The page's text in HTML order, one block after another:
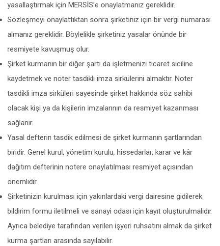
yasallaştırmak için MERSİS’e onaylatmanız gereklidir.
Sözleşmeyi onaylattıktan sonra şirketiniz için bir vergi numarası
almanız gereklidir. Böylelikle şirketiniz yasalar önünde bir
resmiyete kavuşmuş olur.
Şirket kurmanın bir diğer şartı da işletmenizi ticaret siciline
kaydetmek ve noter tasdikli imza sirkülerini almaktır. Noter
tasdikli imza sirküleri sayesinde şirket hakkında söz sahibi
olacak kişi ya da kişilerin imzalarının da resmiyet kazanması
sağlanır.
Yasal defterin tasdik edilmesi de şirket kurmanın şartlarından
biridir. Genel kurul, yönetim kurulu, hissedarlar, karar ve kâr
dağıtım defterinin notere onaylatılması resmiyet açısından
önemlidir.
Şirketinizin kurulması için yakınlardaki vergi dairesine gidilerek
bildirim formu iletilmeli ve sanayi odası için kayıt oluşturulmalıdır.
Ayrıca belediye tarafından verilen işyeri ruhsatını almak da şirket
kurma şartları arasında sayılabilir.